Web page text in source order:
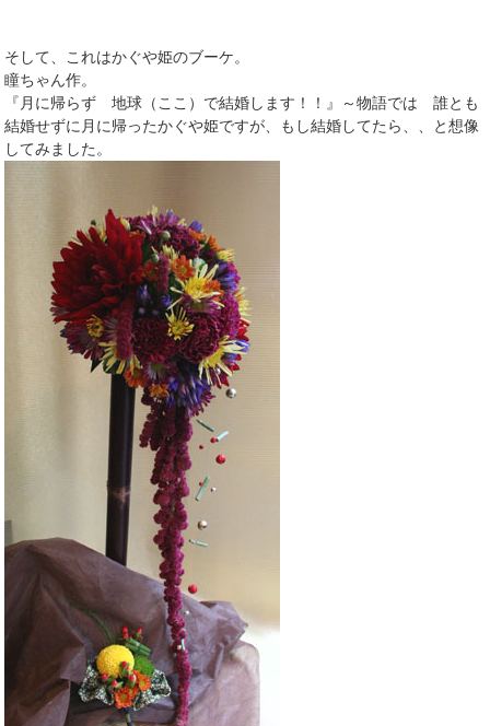
そして、これはかぐや姫のブーケ。
瞳ちゃん作。
『月に帰らず 地球（ここ）で結婚します！！』～物語では 誰とも
結婚せずに月に帰ったかぐや姫ですが、もし結婚してたら、、と想像
してみました。